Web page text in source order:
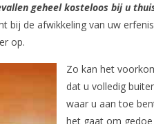
geheel kosteloos bij u
de afwikkeling van uw
op.
Zo kan het
dat u volledig
waar u aan toe
het gaat om